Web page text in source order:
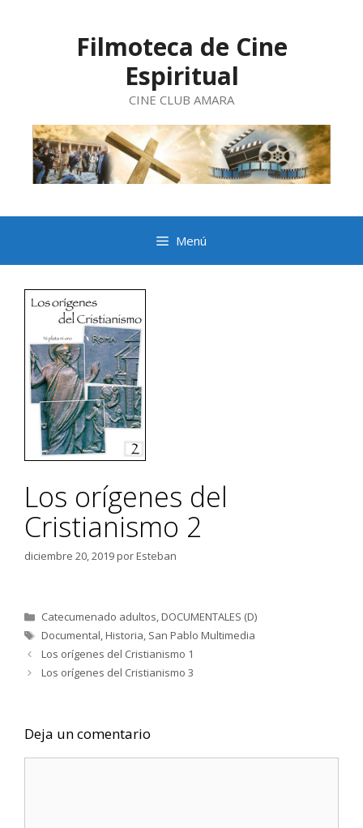
Filmoteca de Cine
Espiritual
CINE CLUB AMARA
Menú
Los orígenes del
Cristianismo 2
diciembre 20, 2019porEsteban
Categorías
Catecumenado adultos,DOCUMENTALES (D)
Etiquetas
Documental,Historia, San Pablo Multimedia
Los orígenes del Cristianismo 1
Los orígenes del Cristianismo 3
Deja un comentario